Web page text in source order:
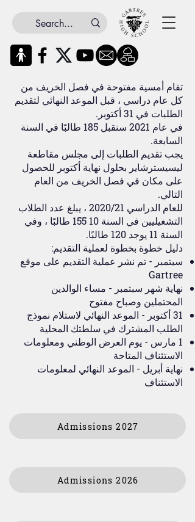
تقام أمسية مفتوحة في فصل الخريف من
كل عام دراسي ، قبل الموعد النهائي لتقديم
الطلبات في 31 أكتوبر.
في عام 2021 سنقبل 185 طالبًا في السنة
السابعة.
يجب تقديم الطلبات إلى مجلس مقاطعة
ليسيسترشاير بحلول نهاية أكتوبر للحصول
على مكان في فصل الخريف من العام
التالي.
للعام الدراسي 2020/21 ، يبلغ عدد الطلاب
التشغيليين في السنة 10 155 طالبًا ، وفي
السنة 11 يوجد 120 طالبًا.
دليل خطوة بخطوة لعملية التقديم:
سبتمبر - تم نشر عملية التقديم على موقع
Gartree
نهاية شهر سبتمبر - مساء الوالدين
المحتملين وصباح مفتوح
31 أكتوبر - الموعد النهائي لاستلام نموذج
الطلب المشترك في سلطتك المحلية
1 مارس - يوم العرض الوطني ومعلومات
الاستئناف المتاحة
نهاية أبريل - الموعد النهائي لمعلومات
الاستئناف
Admissions 2027
Admissions 2026